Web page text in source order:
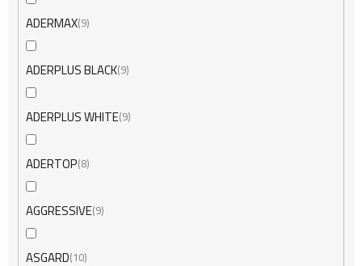
ADERMAX 9
ADERPLUS BLACK 9
ADERPLUS WHITE 9
ADERTOP 8
AGGRESSIVE 9
ASGARD 10